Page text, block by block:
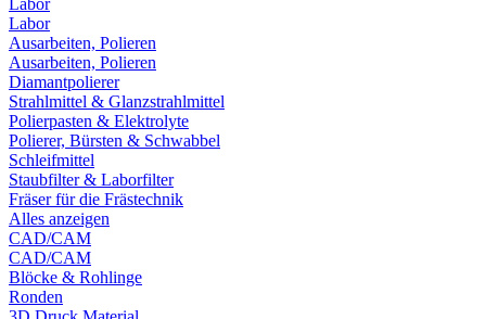
Labor
Labor
Ausarbeiten, Polieren
Ausarbeiten, Polieren
Diamantpolierer
Strahlmittel & Glanzstrahlmittel
Polierpasten & Elektrolyte
Polierer, Bürsten & Schwabbel
Schleifmittel
Staubfilter & Laborfilter
Fräser für die Frästechnik
Alles anzeigen
CAD/CAM
CAD/CAM
Blöcke & Rohlinge
Ronden